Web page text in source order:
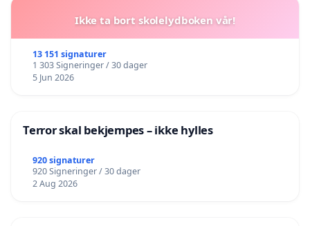
Ikke ta bort skolelydboken vår!
13 151 signaturer
1 303 Signeringer / 30 dager
5 Jun 2026
Terror skal bekjempes – ikke hylles
920 signaturer
920 Signeringer / 30 dager
2 Aug 2026